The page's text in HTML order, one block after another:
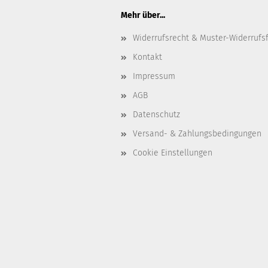
Mehr über...
Widerrufsrecht & Muster-
Kontakt
Impressum
AGB
Datenschutz
Versand- & Zahlungsbedingungen
Cookie Einstellungen